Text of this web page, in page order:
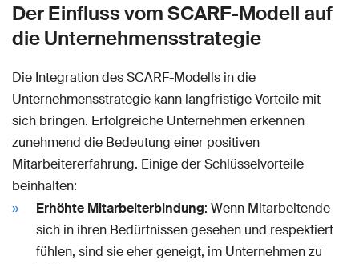
Der Einfluss vom SCARF-Modell auf
die Unternehmensstrategie
Die Integration des SCARF-Modells in die
Unternehmensstrategie kann langfristige Vorteile mit
sich bringen. Erfolgreiche Unternehmen erkennen
zunehmend die Bedeutung einer positiven
Mitarbeitererfahrung. Einige der Schlüsselvorteile
beinhalten:
Erhöhte Mitarbeiterbindung: Wenn Mitarbeitende
sich in ihren Bedürfnissen gesehen und respektiert
fühlen, sind sie eher geneigt, im Unternehmen zu